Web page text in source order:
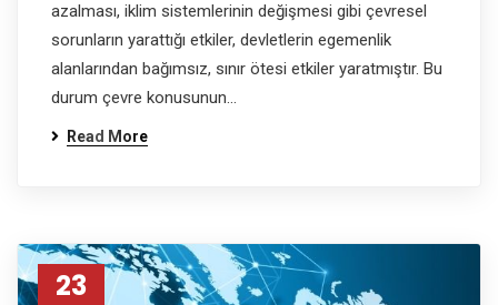
azalması, iklim sistemlerinin değişmesi gibi çevresel
sorunların yarattığı etkiler, devletlerin egemenlik
alanlarından bağımsız, sınır ötesi etkiler yaratmıştır. Bu
durum çevre konusunun…
Read More
23